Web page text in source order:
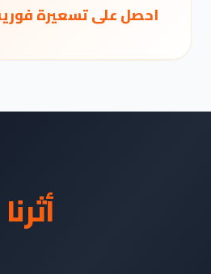
احصل على تسعيرة
أثرنا